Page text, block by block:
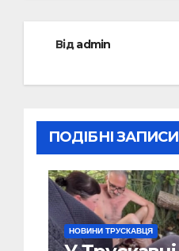
Відadmin
ПОДІБНІ ЗАПИСИ
НОВИНИ ТРУСКАВЦЯ